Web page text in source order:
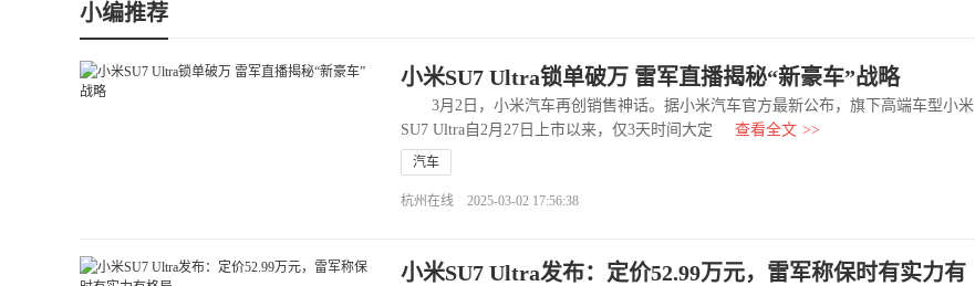
小编推荐
小米SU7 Ultra锁单破万 雷军直播揭秘“新豪车”战略
3月2日，小米汽车再创销售神话。据小米汽车官方最新公布，旗下高端车型小米
SU7 Ultra自2月27日上市以来，仅3天时间大定
查看全文 >>
汽车
杭州在线 2025-03-02 17:56:38
小米SU7 Ultra发布：定价52.99万元，雷军称保时有实力有